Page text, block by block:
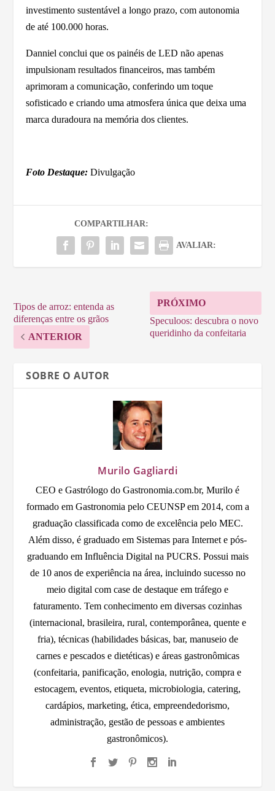
investimento sustentável a longo prazo, com autonomia
de até 100.000 horas.
Danniel conclui que os painéis de LED não apenas
impulsionam resultados financeiros, mas também
aprimoram a comunicação, conferindo um toque
sofisticado e criando uma atmosfera única que deixa uma
marca duradoura na memória dos clientes.
Foto Destaque: Divulgação
COMPARTILHAR:
AVALIAR:
Tipos de arroz: entenda as
diferenças entre os grãos
ANTERIOR
PRÓXIMO
Speculoos: descubra o novo
queridinho da confeitaria
SOBRE O AUTOR
Murilo Gagliardi
CEO e Gastrólogo do Gastronomia.com.br, Murilo é
formado em Gastronomia pelo CEUNSP em 2014, com a
graduação classificada como de excelência pelo MEC.
Além disso, é graduado em Sistemas para Internet e pós-
graduando em Influência Digital na PUCRS. Possui mais
de 10 anos de experiência na área, incluindo sucesso no
meio digital com case de destaque em tráfego e
faturamento. Tem conhecimento em diversas cozinhas
(internacional, brasileira, rural, contemporânea, quente e
fria), técnicas (habilidades básicas, bar, manuseio de
carnes e pescados e dietéticas) e áreas gastronômicas
(confeitaria, panificação, enologia, nutrição, compra e
estocagem, eventos, etiqueta, microbiologia, catering,
cardápios, marketing, ética, empreendedorismo,
administração, gestão de pessoas e ambientes
gastronômicos).